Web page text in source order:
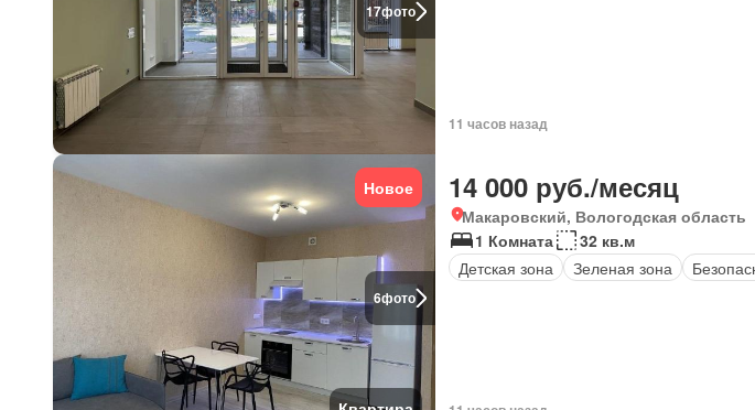
17фото
11 часов назад
6фото
Новое 14 000 руб./месяц
Макаровский, Вологодская область
1 Комната
32 кв.м
Детская зона
Зеленая зона